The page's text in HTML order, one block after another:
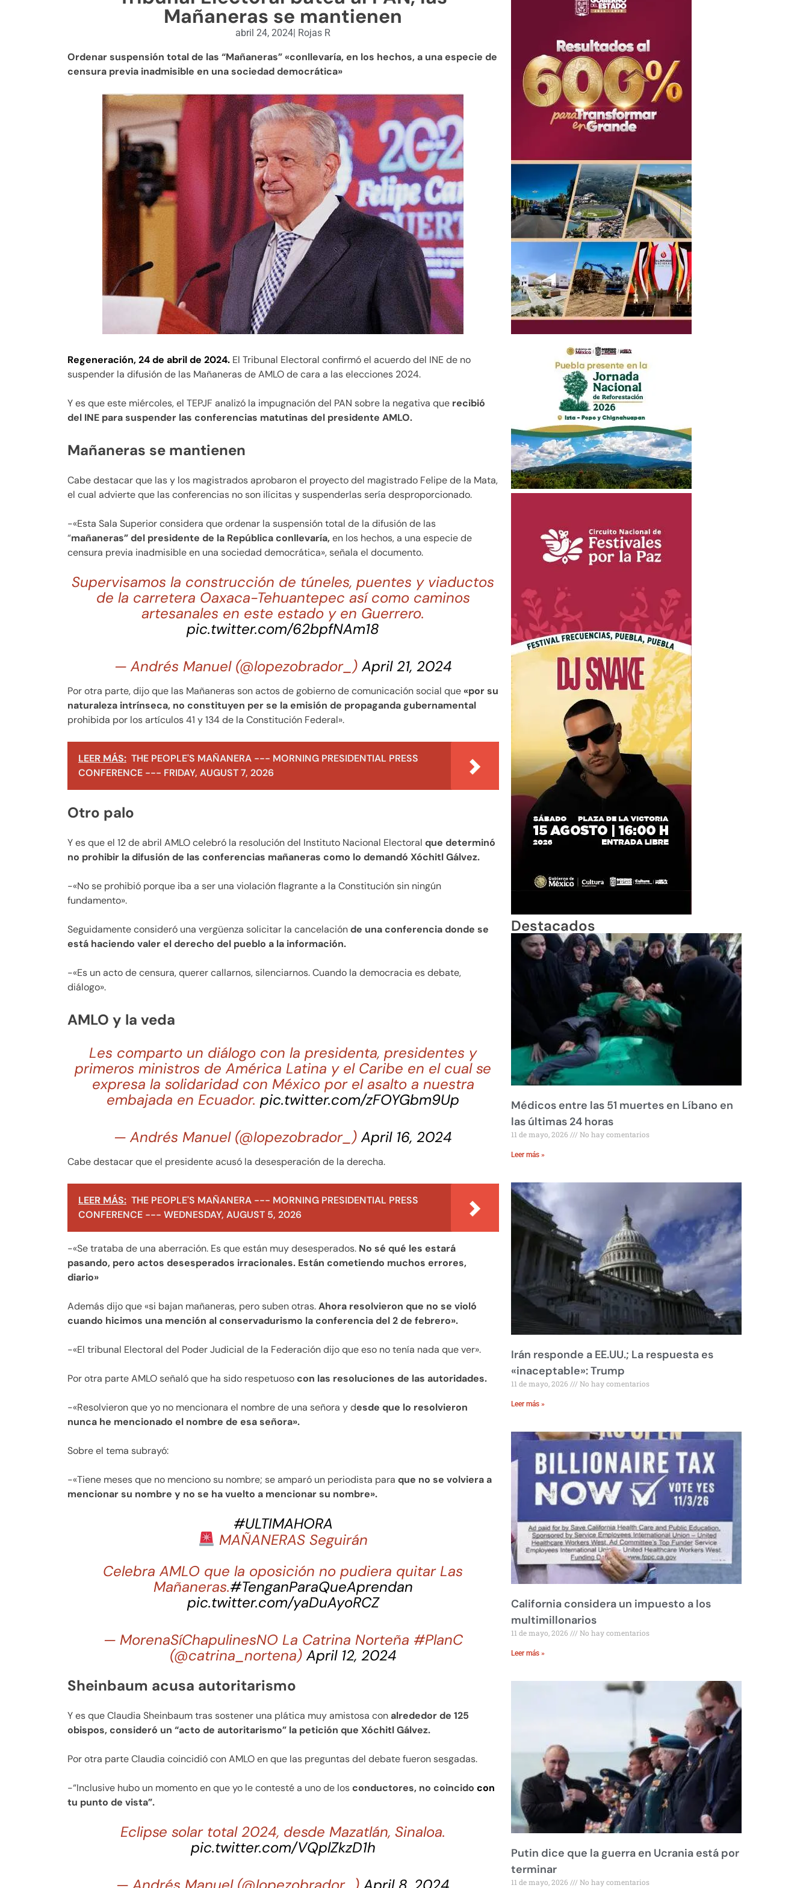
Mañaneras se mantienen
abril 24, 2024 Rojas R
Ordenar suspensión total de las “Mañaneras” «conllevaría, en los hechos, a una especie de
censura previa inadmisible en una sociedad democrática»
Regeneración, 24 de abril de 2024. El Tribunal Electoral confirmó el acuerdo del INE de no
suspender la difusión de las Mañaneras de AMLO de cara a las elecciones 2024.
Y es que este miércoles, el TEPJF analizó la impugnación del PAN sobre la negativa que recibió
del INE para suspender las conferencias matutinas del presidente AMLO.
Mañaneras se mantienen
Cabe destacar que las y los magistrados aprobaron el proyecto del magistrado Felipe de la Mata,
el cual advierte que las conferencias no son ilícitas y suspenderlas sería desproporcionado.
-«Esta Sala Superior considera que ordenar la suspensión total de la difusión de las
“mañaneras” del presidente de la República conllevaría, en los hechos, a una especie de
censura previa inadmisible en una sociedad democrática», señala el documento.
Supervisamos la construcción de túneles, puentes y viaductos
de la carretera Oaxaca-Tehuantepec así como caminos
artesanales en este estado y en Guerrero.
pic.twitter.com/62bpfNAm18
— Andrés Manuel (@lopezobrador_)April 21, 2024
Por otra parte, dijo que las Mañaneras son actos de gobierno de comunicación social que«por su
naturaleza intrínseca, no constituyen per se la emisión de propaganda gubernamental
prohibida por los artículos 41 y 134 de la Constitución Federal».
LEER MÁS: THE PEOPLE'S MAÑANERA --- MORNING PRESIDENTIAL PRESS
CONFERENCE --- FRIDAY, AUGUST 7, 2026
Otro palo
Y es que el 12 de abril AMLO celebró la resolución del Instituto Nacional Electoral que determinó
no prohibir la difusión de las conferencias mañaneras como lo demandó Xóchitl Gálvez.
-«No se prohibió porque iba a ser una violación flagrante a la Constitución sin ningún
fundamento».
Seguidamente consideró una vergüenza solicitar la cancelaciónde una conferencia donde se
está haciendo valer el derecho del pueblo a la información.
-«Es un acto de censura, querer callarnos, silenciarnos. Cuando la democracia es debate,
diálogo».
AMLO y la veda
Les comparto un diálogo con la presidenta, presidentes y
primeros ministros de América Latina y el Caribe en el cual se
expresa la solidaridad con México por el asalto a nuestra
embajada en Ecuador.pic.twitter.com/zFOYGbm9Up
— Andrés Manuel (@lopezobrador_)April 16, 2024
Cabe destacar que el presidente acusó la desesperación de la derecha.
LEER MÁS: THE PEOPLE'S MAÑANERA --- MORNING PRESIDENTIAL PRESS
CONFERENCE --- WEDNESDAY, AUGUST 5, 2026
-«Se trataba de una aberración. Es que están muy desesperados. No sé qué les estará
pasando, pero actos desesperados irracionales. Están cometiendo muchos errores,
diario»
Además dijo que «si bajan mañaneras, pero suben otras.Ahora resolvieron que no se violó
cuando hicimos una mención al conservadurismo la conferencia del 2 de febrero».
-«El tribunal Electoral del Poder Judicial de la Federación dijo que eso no tenía nada que ver».
Por otra parte AMLO señaló que ha sido respetuosocon las resoluciones de las autoridades.
-«Resolvieron que yo no mencionara el nombre de una señora y desde que lo resolvieron
nunca he mencionado el nombre de esa señora».
Sobre el tema subrayó:
-«Tiene meses que no menciono su nombre; se amparó un periodista para que no se volviera a
mencionar su nombre y no se ha vuelto a mencionar su nombre».
#ULTIMAHORA
MAÑANERAS Seguirán
Celebra AMLO que la oposición no pudiera quitar Las
Mañaneras.#TenganParaQueAprendan
pic.twitter.com/yaDuAyoRCZ
— MorenaSíChapulinesNO La Catrina Norteña #PlanC
(@catrina_nortena)April 12, 2024
Sheinbaum acusa autoritarismo
Y es que Claudia Sheinbaum tras sostener una plática muy amistosa conalrededor de 125
obispos, consideró un “acto de autoritarismo” la petición que Xóchitl Gálvez.
Por otra parte Claudia coincidió con AMLO en que las preguntas del debate fueron sesgadas.
-“Inclusive hubo un momento en que yo le contesté a uno de losconductores, no coincido con
tu punto de vista”.
Eclipse solar total 2024, desde Mazatlán, Sinaloa.
pic.twitter.com/VQplZkzD1h
Destacados
Médicos entre las 51 muertes en Líbano en
las últimas 24 horas
11 de mayo, 2026 No hay comentarios
Leer más »
Irán responde a EE.UU.; La respuesta es
«inaceptable»: Trump
11 de mayo, 2026 No hay comentarios
Leer más »
California considera un impuesto a los
multimillonarios
11 de mayo, 2026 No hay comentarios
Leer más »
Putin dice que la guerra en Ucrania está por
terminar
11 de mayo, 2026 No hay comentarios